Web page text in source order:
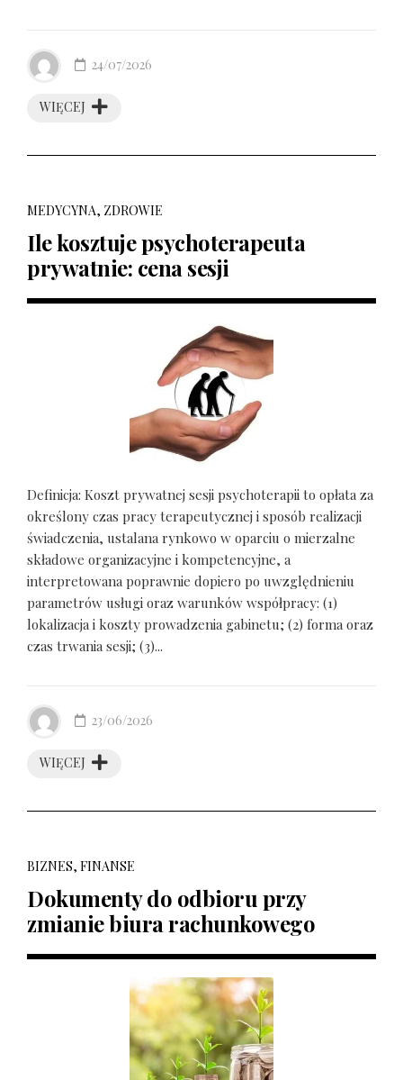
WIĘCEJ
24/07/2026
MEDYCYNA, ZDROWIE
Ile kosztuje psychoterapeuta
prywatnie: cena sesji
Definicja: Koszt prywatnej sesji psychoterapii to opłata za
określony czas pracy terapeutycznej i sposób realizacji
świadczenia, ustalana rynkowo w oparciu o mierzalne
składowe organizacyjne i kompetencyjne, a
interpretowana poprawnie dopiero po uwzględnieniu
parametrów usługi oraz warunków współpracy: (1)
lokalizacja i koszty prowadzenia gabinetu; (2) forma oraz
czas trwania sesji; (3)...
WIĘCEJ
23/06/2026
BIZNES, FINANSE
Dokumenty do odbioru przy
zmianie biura rachunkowego